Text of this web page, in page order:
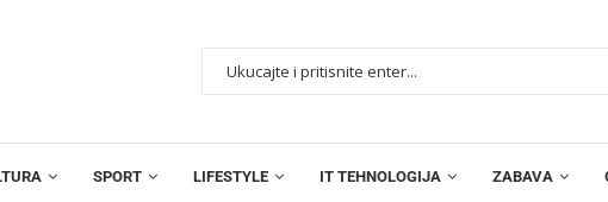
SPORT LIFESTYLE IT TEHNOLOGIJA ZABAVA